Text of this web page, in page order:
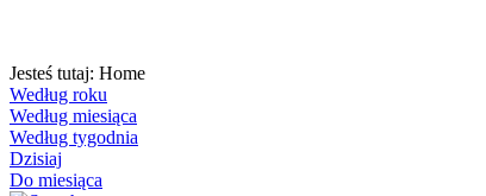
Jesteś tutaj: Home
Według roku
Według miesiąca
Według tygodnia
Dzisiaj
Do miesiąca